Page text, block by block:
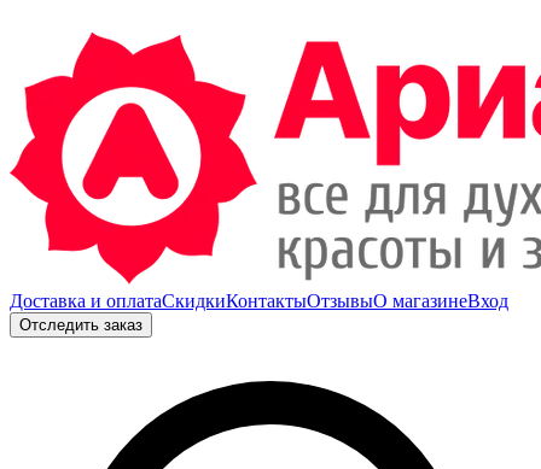
Доставка и оплатаСкидкиКонтактыОтзывыО магазинеВход
Отследить заказ